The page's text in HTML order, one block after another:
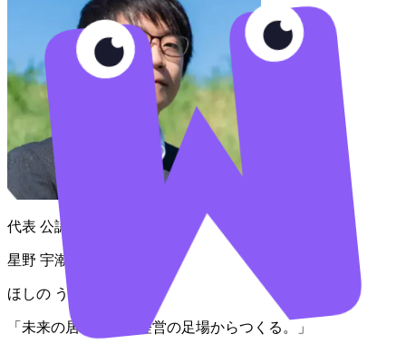
代表 公認会計士・税理士
星野 宇潮
ほしの うしお
「未来の居場所を、経営の足場からつくる。」